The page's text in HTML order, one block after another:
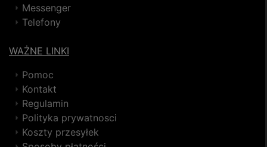
Messenger
Telefony
WAŻNE LINKI
Pomoc
Kontakt
Regulamin
Polityka prywatnosci
Koszty przesyłek